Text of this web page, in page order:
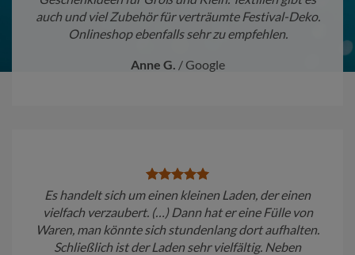
auch und viel Zubehör für verträumte Festival-Deko.
Onlineshop ebenfalls sehr zu empfehlen.
Anne G. / Google
Es handelt sich um einen kleinen Laden, der einen
vielfach verzaubert. (…) Dann hat er eine Fülle von
Waren, man könnte sich stundenlang dort aufhalten.
Schließlich ist der Laden sehr vielfältig. Neben